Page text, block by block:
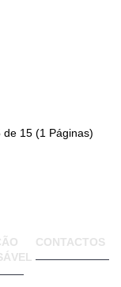
de 15 (1 Páginas)
CONTACTOS